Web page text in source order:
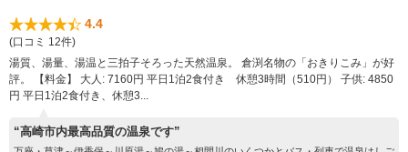
4.4
(口コミ 12件)
湯質、湯量、湯温と三拍子そろった天然温泉。 倉渕名物の「おきりこみ」が好
評。 【料金】 大人: 7160円 平日1泊2食付き 休憩3時間（510円） 子供: 4850
円 平日1泊2食付き、休憩3...
“高崎市内最高品質の温泉です”